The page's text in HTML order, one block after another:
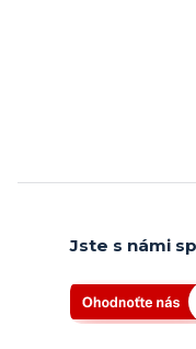
Jste s námi